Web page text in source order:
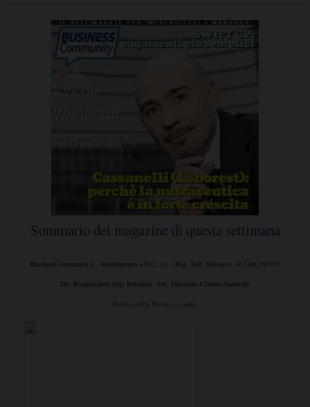
Sommario del magazine di questa settimana
BusinessCommunity.it - Supplemento a G.C. e t. - Reg. Trib. Milano n. 431 del 19/7/97
Dir. Responsabile Gigi Beltrame - Dir. Editoriale Claudio Gandolfo
Politica della Privacy e cookie